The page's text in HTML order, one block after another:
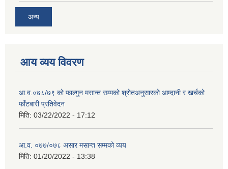
अन्य
आय व्यय विवरण
आ.व.०७८/७९ को फाल्गुन मसान्त सम्मको श्रोतअनुसारको आम्दानी र खर्चको
फाँटबारी प्रतिवेदन
मिति: 03/22/2022 - 17:12
आ.व. ०७७/०७८ असार मसान्त सम्मको व्यय
मिति: 01/20/2022 - 13:38